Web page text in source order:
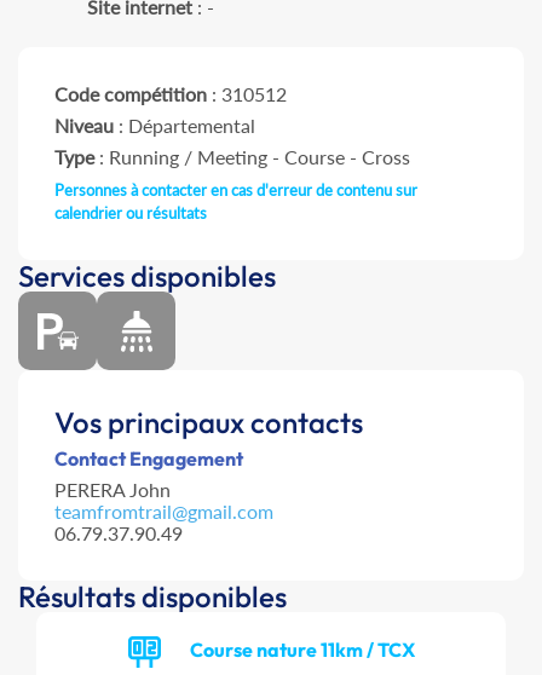
Site internet: -
Code compétition : 310512
Niveau : Départemental
Type: Running / Meeting - Course - Cross
Personnes à contacter en cas d'erreur de contenu sur
calendrier ou résultats
Services disponibles
Vos principaux contacts
Contact Engagement
PERERA John
teamfromtrail@gmail.com
06.79.37.90.49
Résultats disponibles
Course nature 11km / TCX